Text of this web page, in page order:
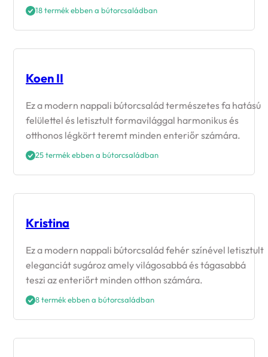
18 termék ebben a bútorcsaládban
Koen II
Ez a modern nappali bútorcsalád természetes fa hatású
felülettel és letisztult formavilággal harmonikus és
otthonos légkört teremt minden enteriőr számára.
25 termék ebben a bútorcsaládban
Kristina
Ez a modern nappali bútorcsalád fehér színével letisztult
eleganciát sugároz amely világosabbá és tágasabbá
teszi az enteriőrt minden otthon számára.
8 termék ebben a bútorcsaládban